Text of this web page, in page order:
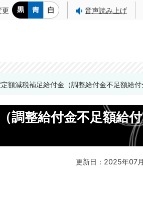
更 音声読み上げ
額減税補足給付金（調整給付金不足額給
調整給付金不足額給付
更新日：2025年07